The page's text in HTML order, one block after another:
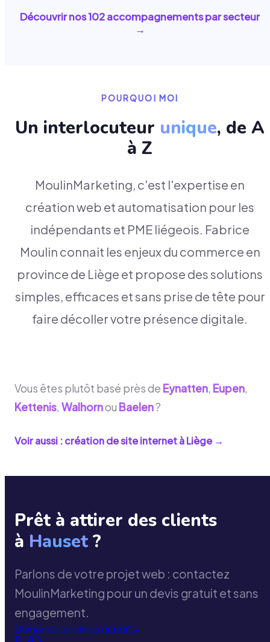
Découvrir nos102accompagnements par secteur
→
POURQUOI MOI
Un interlocuteur unique, de A
à Z
MoulinMarketing, c'est l'expertise en
création web et automatisation pour les
indépendants et PME liégeois. Fabrice
Moulin connait les enjeux du commerce en
province de Liège et propose des solutions
simples, efficaces et sans prise de tête pour
faire décoller votre présence digitale.
Vous êtes plutôt basé près de Eynatten, Eupen,
Kettenis, Walhornou Baelen?
Voir aussi : création de site internet àLiège→
Prêt à attirer des clients
à Hauset ?
Parlons de votre projet web : contactez
MoulinMarketing pour un devis gratuit et sans
engagement.
Demander un devis gratuit→